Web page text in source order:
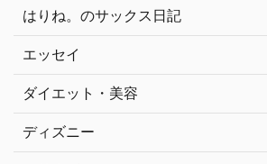
はりね。のサックス日記
エッセイ
ダイエット・美容
ディズニー